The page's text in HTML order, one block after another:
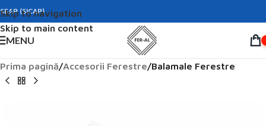
Skip to navigation
Skip to main content
SEAP (SICAP)
MENU
Prima pagină Accesorii Ferestre Balamale Ferestre